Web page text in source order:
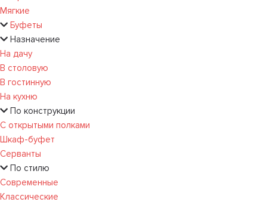
Мягкие
Буфеты
Назначение
На дачу
В столовую
В гостинную
На кухню
По конструкции
С открытыми полками
Шкаф-буфет
Серванты
По стилю
Современные
Классические